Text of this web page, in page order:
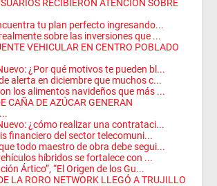
RECIBIERON ATENCIÓN SOBRE
tu plan perfecto ingresando...
sobre las inversiones que ...
VEHICULAR EN CENTRO POBLADO
¿Por qué motivos te pueden bl...
alerta en diciembre que muchos c...
los alimentos navideños que más ...
CAÑA DE AZÚCAR GENERAN
¿cómo realizar una contrataci...
financiero del sector telecomuni...
todo maestro de obra debe segui...
híbridos se fortalece con ...
Ártico”, “El Origen de los Gu...
LA RORO NETWORK LLEGÓ A TRUJILLO